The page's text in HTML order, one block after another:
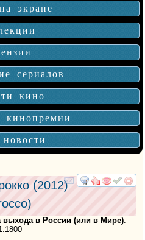
экране
сериалов
кино
смотреть
(2012)
)
выхода в России (или в Мире):